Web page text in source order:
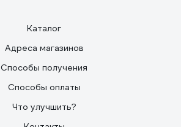
Каталог
Адреса магазинов
Способы получения
Способы оплаты
Что улучшить?